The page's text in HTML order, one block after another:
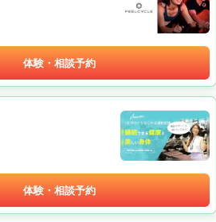
体験・相談予約
体験・相談予約